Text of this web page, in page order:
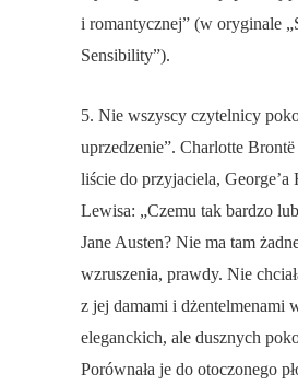
i romantycznej” (w oryginale
Sensibility”).
5. Nie wszyscy czytelnicy
uprzedzenie”. Charlotte Brontë
liście do przyjaciela, George’a
Lewisa: „Czemu tak bardzo
Jane Austen? Nie ma tam
wzruszenia, prawdy. Nie
z jej damami i dżentelmenami
eleganckich, ale dusznych
Porównała je do otoczonego